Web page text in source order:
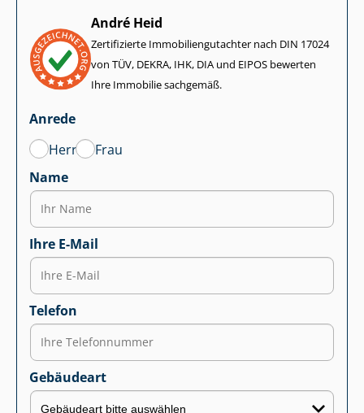
André Heid
Zertifizierte Im­mo­bi­li­en­gut­ach­ter nach DIN 17024
von TÜV, DEKRA, IHK, DIA und EIPOS bewerten
Ihre Immobilie sachgemäß.
Anrede
Herr
Frau
Name
Ihre E-Mail
Telefon
Gebäudeart